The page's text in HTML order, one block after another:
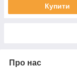
Купити
Про нас